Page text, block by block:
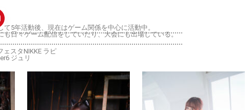
5年活動後、現在はゲーム関係を中心に活動中。
も日々ゲーム配信をしていたり、大会にも出場している。
ェスタNIKKE ラピ
ジュリ